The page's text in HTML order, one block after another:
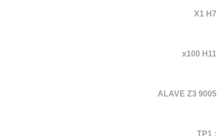
X1 H7
x100 H11
ALAVE Z3 9005
: TP1